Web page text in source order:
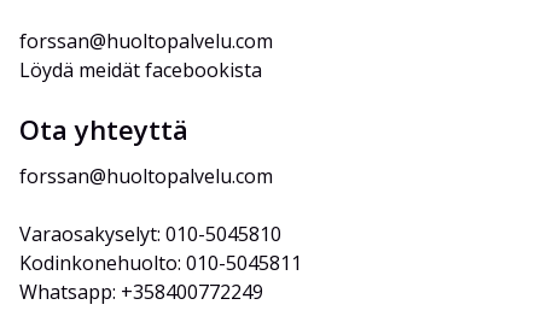
forssan@huoltopalvelu.com
Löydä meidät facebookista
Ota yhteyttä
forssan@huoltopalvelu.com
Varaosakyselyt: 010-5045810
Kodinkonehuolto: 010-5045811
Whatsapp: +358400772249